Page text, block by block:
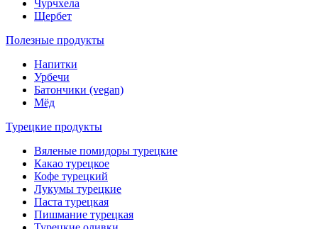
Чурчхела
Щербет
Полезные продукты
Напитки
Урбечи
Батончики (vegan)
Мёд
Турецкие продукты
Вяленые помидоры турецкие
Какао турецкое
Кофе турецкий
Лукумы турецкие
Паста турецкая
Пишмание турецкая